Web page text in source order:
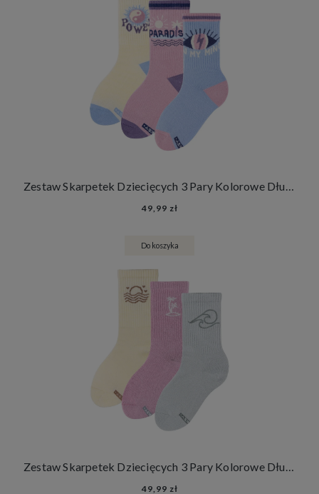
Zestaw Skarpetek Dziecięcych 3 Pary Kolorowe Długie Skarpety Dla Dzieci
49,99 zł
Do koszyka
Zestaw Skarpetek Dziecięcych 3 Pary Kolorowe Długie Skarpety Dla Dzieci
49,99 zł